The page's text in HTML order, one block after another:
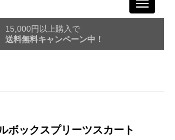
Toggle
15,000円以上購入で
送料無料キャンペーン中！
ボックスプリーツスカート